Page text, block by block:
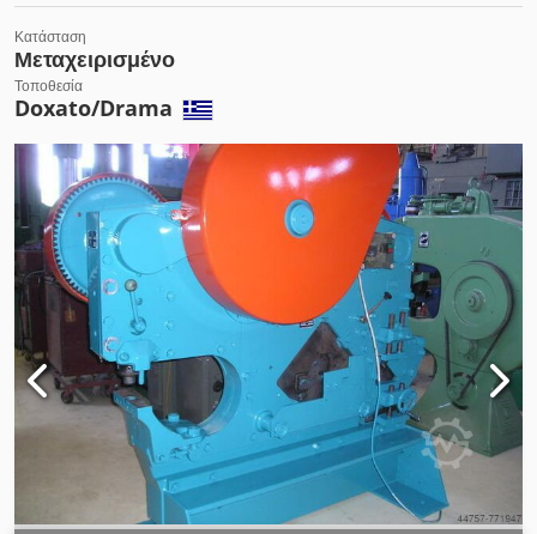
Κατάσταση
Μεταχειρισμένο
Τοποθεσία
Doxato/Drama